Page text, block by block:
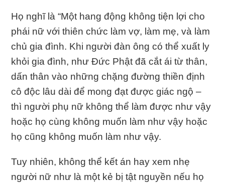
Họ nghĩ là “Một hang động không tiện lợi cho
phái nữ với thiên chức làm vợ, làm mẹ, và làm
chủ gia đình. Khi người đàn ông có thể xuất ly
khỏi gia đình, như Đức Phật đã cắt ái từ thân,
dấn thân vào những chặng đường thiền định
cô độc lâu dài để mong đạt được giác ngộ –
thì người phụ nữ không thể làm được như vậy
hoặc họ cùng không muốn làm như vậy hoặc
họ cũng không muốn làm như vậy.
Tuy nhiên, không thể kết án hay xem nhẹ
người nữ như là một kẻ bị tật nguyền nếu họ